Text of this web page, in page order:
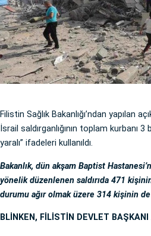
Filistin Sağlık Bakanlığı’ndan yapılan
İsrail saldırganlığının toplam kurbanı
yaralı” ifadeleri kullanıldı.
Bakanlık, dün akşam Baptist
yönelik düzenlenen saldırıda 471
durumu ağır olmak üzere 314 kişinin de
BLİNKEN, FİLİSTİN DEVLET